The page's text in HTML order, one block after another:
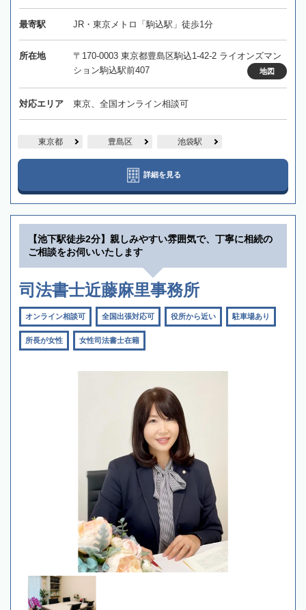
最寄駅 JR・東京メトロ「駒込駅」徒歩1分
所在地
〒170-0003 東京都豊島区駒込1-42-2 ライオンズマン
ション駒込駅前407
地図
対応エリア 東京、全国オンライン相談可
東京都 豊島区 池袋駅
詳細を見る
【池下駅徒歩2分】親しみやすい雰囲気で、丁寧に相続の
ご相談をお伺いいたします
司法書士近藤麻里事務所
オンライン相談可 全国出張対応可 役所から近い 駐車場あり
所長が女性 女性司法書士在籍